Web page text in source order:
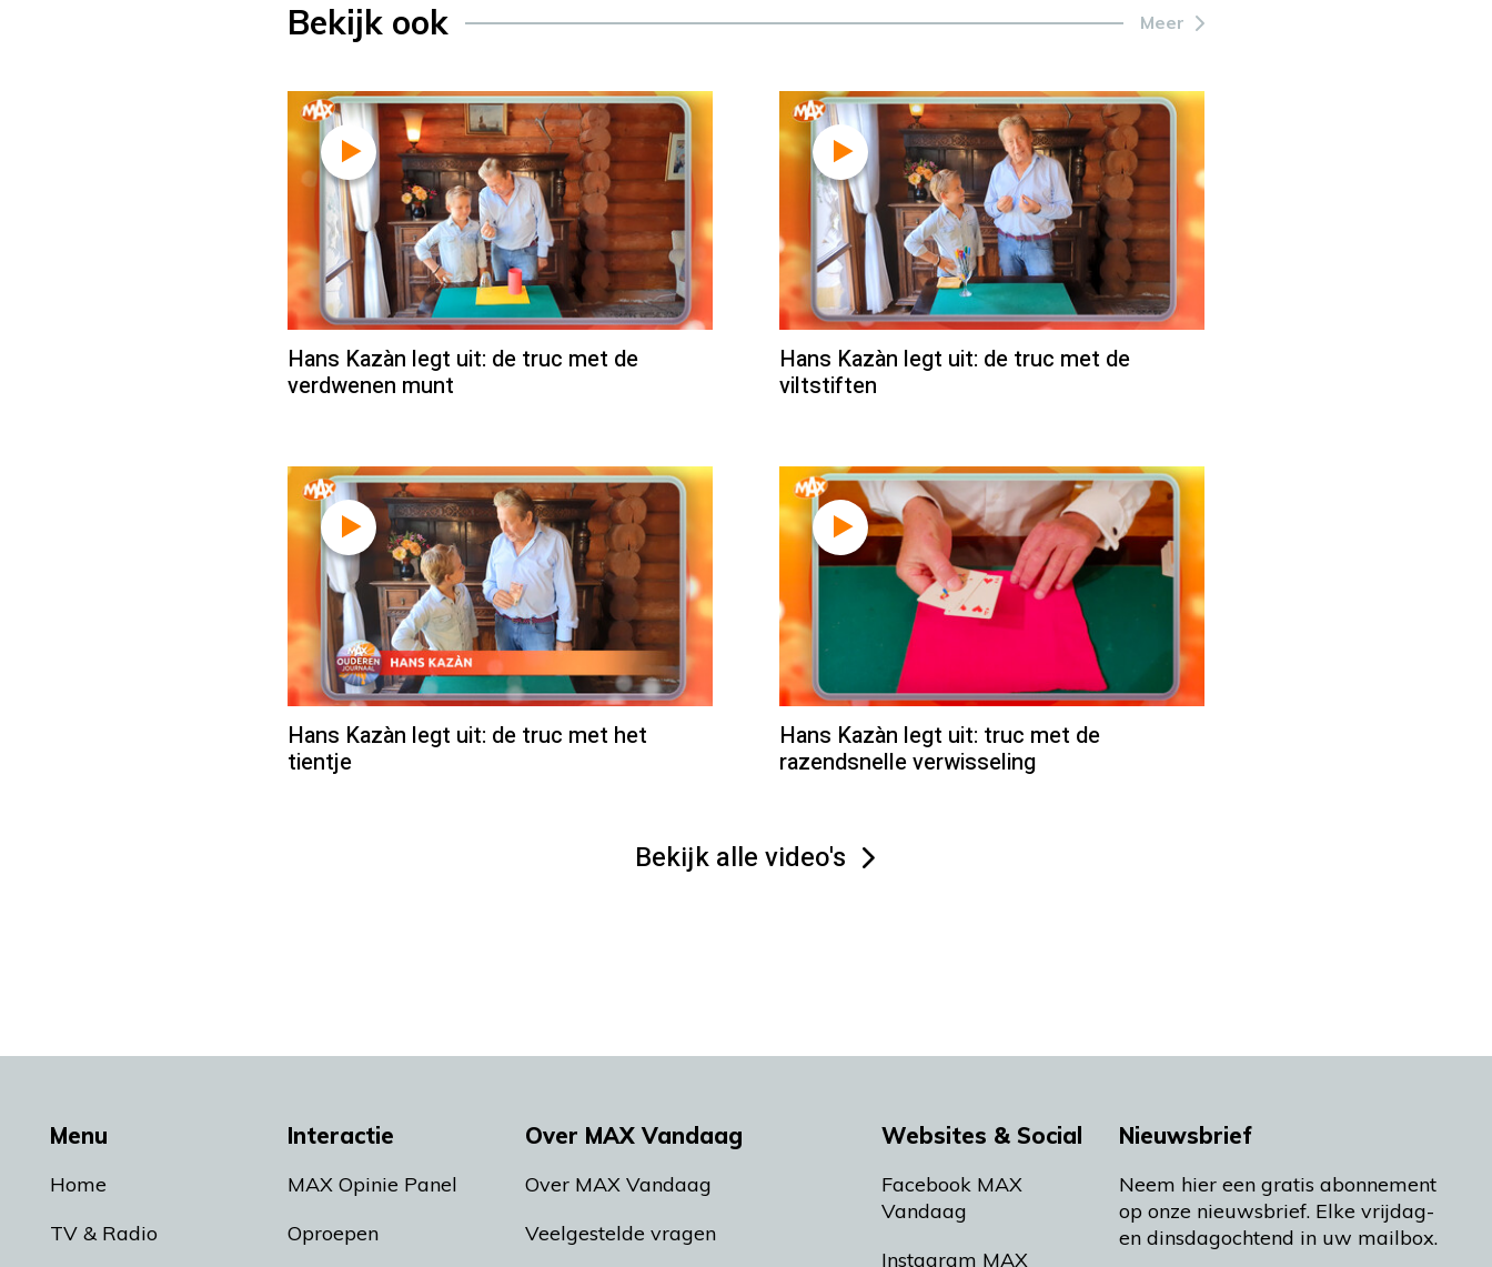
Bekijk ook Meer
Hans Kazàn legt uit: de truc met de
verdwenen munt
Hans Kazàn legt uit: de truc met de
viltstiften
Hans Kazàn legt uit: de truc met het
tientje
Hans Kazàn legt uit: truc met de
razendsnelle verwisseling
Bekijk alle video's
Menu
Home
TV & Radio
Interactie
MAX Opinie Panel
Oproepen
Over MAX Vandaag
Over MAX Vandaag
Veelgestelde vragen
Websites & Social
Facebook MAX
Vandaag
Instagram MAX
Nieuwsbrief
Neem hier een gratis abonnement
op onze nieuwsbrief. Elke vrijdag-
en dinsdagochtend in uw mailbox.